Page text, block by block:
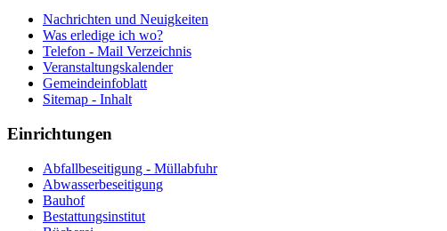
Nachrichten und Neuigkeiten
Was erledige ich wo?
Telefon - Mail Verzeichnis
Veranstaltungskalender
Gemeindeinfoblatt
Sitemap - Inhalt
Einrichtungen
Abfallbeseitigung - Müllabfuhr
Abwasserbeseitigung
Bauhof
Bestattungsinstitut